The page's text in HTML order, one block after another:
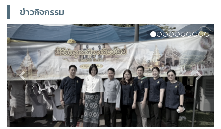
ข่าวกิจกรรม
Previous Next